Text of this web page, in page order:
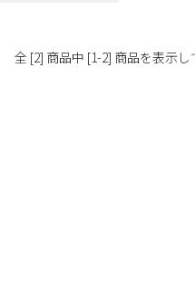
全 [2] 商品中 [1-2] 商品を表示